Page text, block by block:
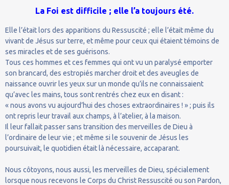
La Foi est difficile ; elle l’a toujours été.
Elle l’était lors des apparitions du Ressuscité ; elle l’était même du
vivant de Jésus sur terre, et même pour ceux qui étaient témoins de
ses miracles et de ses guérisons.
Tous ces hommes et ces femmes qui ont vu un paralysé emporter
son brancard, des estropiés marcher droit et des aveugles de
naissance ouvrir les yeux sur un monde qu’ils ne connaissaient
qu’avec les mains, tous sont rentrés chez eux en disant :
« nous avons vu aujourd’hui des choses extraordinaires ! » ; puis ils
ont repris leur travail aux champs, à l’atelier, à la maison.
Il leur fallait passer sans transition des merveilles de Dieu à
l’ordinaire de leur vie ; et même si le souvenir de Jésus les
poursuivait, le quotidien était là nécessaire, accaparant.
Nous côtoyons, nous aussi, les merveilles de Dieu, spécialement
lorsque nous recevons le Corps du Christ Ressuscité ou son Pardon,